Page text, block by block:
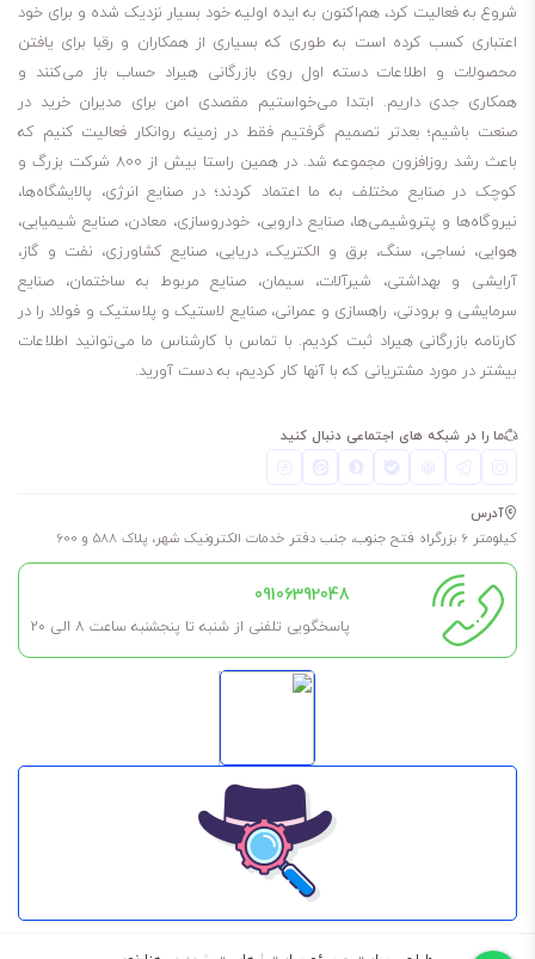
شروع به فعالیت کرد، هم‌اکنون به ایده اولیه خود بسیار نزدیک شده و برای خود
اعتباری کسب کرده است به طوری که بسیاری از همکاران و رقبا برای یافتن
محصولات و اطلاعات دسته اول روی بازرگانی هیراد حساب باز می‌کنند و
همکاری جدی داریم. ابتدا می‌خواستیم مقصدی امن برای مدیران خرید در
صنعت باشیم؛ بعدتر تصمیم گرفتیم فقط در زمینه روانکار فعالیت کنیم که
باعث رشد روزافزون مجموعه شد. در همین راستا بیش از 800 شرکت بزرگ و
کوچک در صنایع مختلف به ما اعتماد کردند؛ در صنایع انرژی، پالایشگاه‌ها،
نیروگاه‌ها و پتروشیمی‌ها، صنایع دارویی، خودروسازی، معادن، صنایع شیمیایی،
هوایی، نساجی، سنگ، برق و الکتریک، دریایی، صنایع کشاورزی، نفت و گاز،
آرایشی و بهداشتی، شیرآلات، سیمان، صنایع مربوط به ساختمان، صنایع
سرمایشی و برودتی، راهسازی و عمرانی، صنایع لاستیک و پلاستیک و فولاد را در
کارنامه بازرگانی هیراد ثبت کردیم. با تماس با کارشناس ما می‌توانید اطلاعات
بیشتر در مورد مشتریانی که با آنها کار کردیم، به دست آورید.
ما را در شبکه های اجتماعی دنبال کنید
آدرس
کیلومتر 6 بزرگراه فتح جنوب، جنب دفتر خدمات الکترونیک شهر، پلاک 588 و 600
09106392048
پاسخگویی تلفنی از شنبه تا پنجشنبه ساعت 8 الی ۲۰